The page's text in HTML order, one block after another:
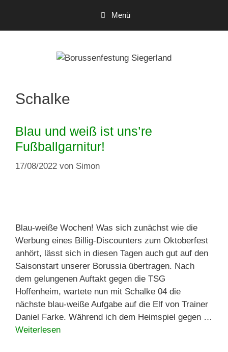
springen
Menü
Schalke
Blau und weiß ist uns’re
Fußballgarnitur!
17/08/2022 von Simon
Blau-weiße Wochen! Was sich zunächst wie die
Werbung eines Billig-Discounters zum Oktoberfest
anhört, lässt sich in diesen Tagen auch gut auf den
Saisonstart unserer Borussia übertragen. Nach
dem gelungenen Auftakt gegen die TSG
Hoffenheim, wartete nun mit Schalke 04 die
nächste blau-weiße Aufgabe auf die Elf von Trainer
Daniel Farke. Während ich dem Heimspiel gegen …
Weiterlesen